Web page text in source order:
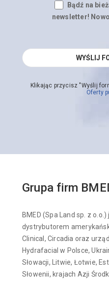
Bądź na
newsletter!
Klikając przycisz "Wyślij
Oferty
Grupa firm
BMED (Spa Land sp. z
dystrybutorem
Clinical, Circadia oraz
Hydrafacial w Polsce,
Słowacji, Litwie, Łotwie,
Słowenii, krajach Azji